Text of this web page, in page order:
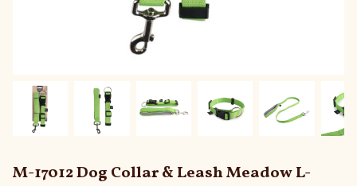
M-17012 Dog Collar & Leash Meadow L-